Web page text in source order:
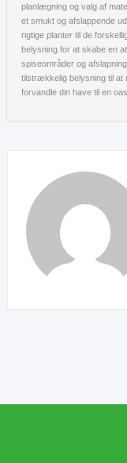
planlægning og valg af
et smukt og afslappende
rigtige planter til de
belysning for at skabe en
spiseområder og
tilstrækkelig belysning til at
forvandle din have til en